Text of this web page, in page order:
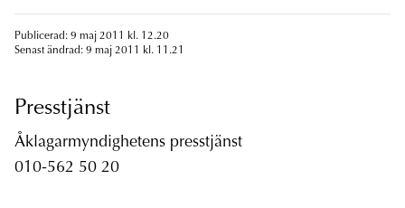
Publicerad: 9 maj 2011 kl. 12.20
Senast ändrad: 9 maj 2011 kl. 11.21
Presstjänst
Åklagarmyndighetens presstjänst
010-562 50 20